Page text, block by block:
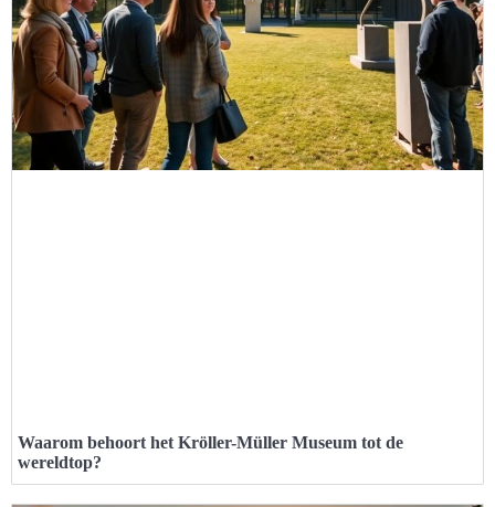
Waarom behoort het Kröller-Müller Museum tot de
wereldtop?